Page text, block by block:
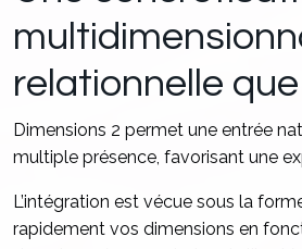
relationnelle
Dimensions 2 permet une entrée
multiple présence, favorisant une
L’intégration est vécue sous la
rapidement vos dimensions en